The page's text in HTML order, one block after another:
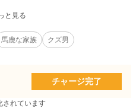
が嫌いな妹のために苦労を重ねていた
ロンの婚約者になったのだ。
営する薬屋の仕事を毎日頑張っていた
い女」と屋敷の使用人からは冷遇され
言い渡され、なんと妹が新しい婚約者
馬鹿な家族
クズ男
チャージ完了
されています